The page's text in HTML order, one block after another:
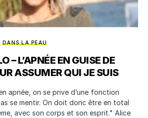
DANS LA PEAU
– L’APNÉE EN GUISE DE
ASSUMER QUI JE SUIS
apnée, on se prive d’une fonction
se mentir. On doit donc être en total
avec son corps et son esprit." Alice